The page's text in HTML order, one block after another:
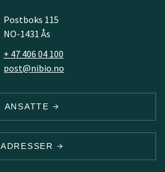
Postboks 115
NO-1431 Ås
+ 47 406 04 100
post@nibio.no
ANSATTE
ADRESSER